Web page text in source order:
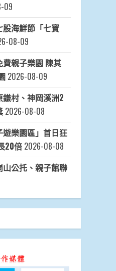
09
海鮮節「七寶
08-09
親子樂園 陳其
2026-08-09
村、神岡溪洲2
2026-08-08
樂園區」首日狂
20倍 2026-08-08
公托、親子館聯